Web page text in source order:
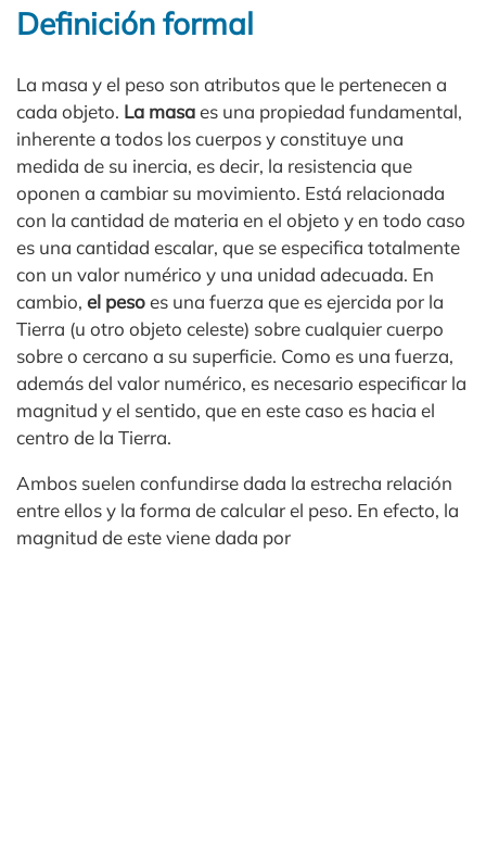
Definición formal
La masa y el peso son atributos que le pertenecen a
cada objeto. La masaes una propiedad fundamental,
inherente a todos los cuerpos y constituye una
medida de su inercia, es decir, la resistencia que
oponen a cambiar su movimiento. Está relacionada
con la cantidad de materia en el objeto y en todo caso
es una cantidad escalar, que se especifica totalmente
con un valor numérico y una unidad adecuada. En
cambio, el pesoes una fuerza que es ejercida por la
Tierra (u otro objeto celeste) sobre cualquier cuerpo
sobre o cercano a su superficie. Como es una fuerza,
además del valor numérico, es necesario especificar la
magnitud y el sentido, que en este caso es hacia el
centro de la Tierra.
Ambos suelen confundirse dada la estrecha relación
entre ellos y la forma de calcular el peso. En efecto, la
magnitud de este viene dada por